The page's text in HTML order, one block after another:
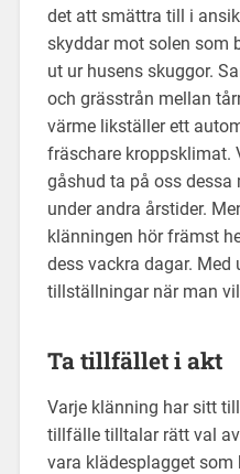
det att smättra till i
skyddar mot solen som
ut ur husens skuggor.
och grässtrån mellan
värme likställer ett
fräschare kroppsklimat.
gåshud ta på oss
under andra årstider.
klänningen hör främst
dess vackra dagar.
tillställningar när man
Ta tillfället i akt
Varje klänning har sitt
tillfälle tilltalar rätt val
vara klädesplagget